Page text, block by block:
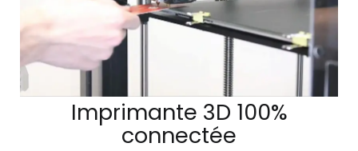
Imprimante 3D 100%
connectée